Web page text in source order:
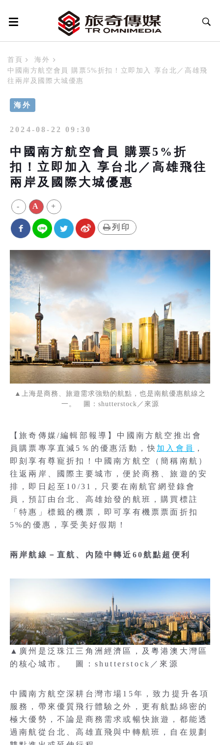
首頁
海外
中國南方航空會員 購票5%折扣！立即加入 享台北／高雄飛
往兩岸及國際大城優惠
海外
2024-08-22 09:30
中國南方航空會員 購票5%折
扣！立即加入 享台北／高雄飛往
兩岸及國際大城優惠
- A +
列印
▲上海是商務、旅遊需求強勁的航點，也是南航優惠航線之
一。 圖：shutterstock／來源
【旅奇傳媒/編輯部報導】中國南方航空推出會
員購票專享直減5％的優惠活動，快 加入會員
，
即刻享有尊寵折扣！中國南方航空（簡稱南航）
往返兩岸、國際主要城市，便於商務、旅遊的安
排，即日起至10/31，只要在南航官網登錄會
員，預訂由台北、高雄始發的航班，購買標註
「特惠」標籤的機票，即可享有機票票面折扣
5%的優惠，享受美好假期！
兩岸航線－直航、內陸中轉近60航點超便利
▲廣州是泛珠江三角洲經濟區，及粵港澳大灣區
的核心城市。 圖：shutterstock／來源
中國南方航空深耕台灣市場15年，致力提升各項
服務，帶來優質飛行體驗之外，更有航點綿密的
極大優勢，不論是商務需求或暢快旅遊，都能透
過南航從台北、高雄直飛與中轉航班，自在規劃